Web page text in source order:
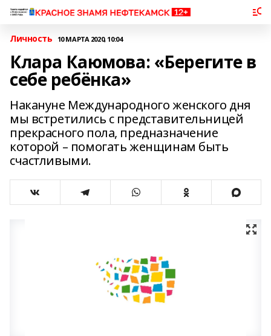
Личность 10 МАРТА 2020, 10:04
Клара Каюмова: «Берегите в
себе ребёнка»
Накануне Международного женского дня
мы встретились с представительницей
прекрасного пола, предназначение
которой – помогать женщинам быть
счастливыми.